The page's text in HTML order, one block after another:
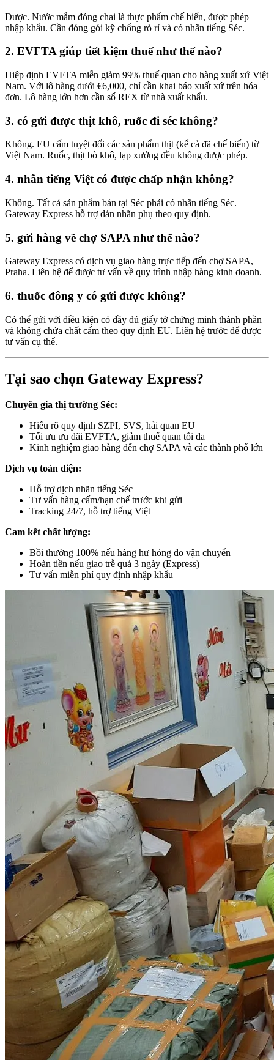
Được. Nước mắm đóng chai là thực phẩm chế biến, được phép
nhập khẩu. Cần đóng gói kỹ chống rò rỉ và có nhãn tiếng Séc.
2. EVFTA giúp tiết kiệm thuế như thế nào?
Hiệp định EVFTA miễn giảm 99% thuế quan cho hàng xuất xứ Việt
Nam. Với lô hàng dưới €6,000, chỉ cần khai báo xuất xứ trên hóa
đơn. Lô hàng lớn hơn cần số REX từ nhà xuất khẩu.
3. có gửi được thịt khô, ruốc đi séc không?
Không. EU cấm tuyệt đối các sản phẩm thịt (kể cả đã chế biến) từ
Việt Nam. Ruốc, thịt bò khô, lạp xưởng đều không được phép.
4. nhãn tiếng Việt có được chấp nhận không?
Không. Tất cả sản phẩm bán tại Séc phải có nhãn tiếng Séc.
Gateway Express hỗ trợ dán nhãn phụ theo quy định.
5. gửi hàng về chợ SAPA như thế nào?
Gateway Express có dịch vụ giao hàng trực tiếp đến chợ SAPA,
Praha. Liên hệ để được tư vấn về quy trình nhập hàng kinh doanh.
6. thuốc đông y có gửi được không?
Có thể gửi với điều kiện có đầy đủ giấy tờ chứng minh thành phần
và không chứa chất cấm theo quy định EU. Liên hệ trước để được
tư vấn cụ thể.
Tại sao chọn Gateway Express?
Chuyên gia thị trường Séc:
Hiểu rõ quy định SZPI, SVS, hải quan EU
Tối ưu ưu đãi EVFTA, giảm thuế quan tối đa
Kinh nghiệm giao hàng đến chợ SAPA và các thành phố lớn
Dịch vụ toàn diện:
Hỗ trợ dịch nhãn tiếng Séc
Tư vấn hàng cấm/hạn chế trước khi gửi
Tracking 24/7, hỗ trợ tiếng Việt
Cam kết chất lượng:
Bồi thường 100% nếu hàng hư hỏng do vận chuyển
Hoàn tiền nếu giao trễ quá 3 ngày (Express)
Tư vấn miễn phí quy định nhập khẩu